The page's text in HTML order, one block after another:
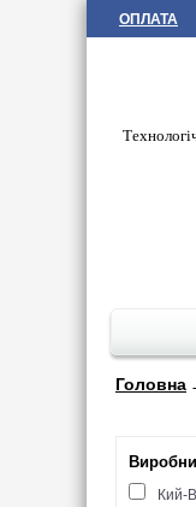
ОПЛАТА
Головна
Кий-В